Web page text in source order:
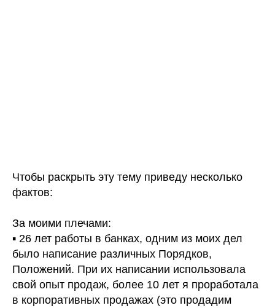
Чтобы раскрыть эту тему приведу несколько
фактов:
За моими плечами:
▪️ 26 лет работы в банках, одним из моих дел
было написание различных Порядков,
Положений. При их написании использовала
свой опыт продаж, более 10 лет я проработала
в корпоративных продажах (это продадим